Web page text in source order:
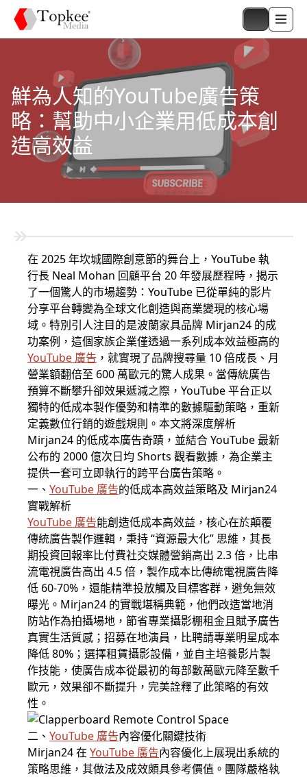
鮮為人知的YouTube廣告策
略：幫助中小企業用低成本創
造高效益
在 2025 年坎城國際創意節的舞台上，YouTube 執
行長 Neal Mohan 回顧平台 20 年發展歷程時，揭示
了一個驚人的市場趨勢：YouTube 已從單純的影片
分享平台轉變為全球文化創造與商業變現的核心場
域。特別引人注目的是波蘭家具品牌 Mirjan24 的成
功案例，這個家族企業僅透過一系列成本效益極高的
YouTube 廣告 ，就實現了品牌搜尋量 10 倍成長、月
營業額翻倍至 600 萬歐元的驚人成果。當傳統廣告
預算不斷攀升卻效果遞減之際，YouTube 平台正以
獨特的低成本製作優勢和精準的數據驅動策略，重新
定義數位行銷的遊戲規則。本文將深度解析
Mirjan24 的低成本廣告奇蹟，並結合 YouTube 最新
公布的 2000 億次日均 Shorts 觀看數據，為企業主
提供一套可立即執行的跨平台廣告策略。
一、 YouTube 廣告的低成本高效益策略及 Mirjan24
實戰解析
YouTube 廣告能創造低成本高效益，核心在於顛覆
傳統廣告製作邏輯，秉持 “資源最大化” 思維，其長
期投資回報率比付費社交媒體營銷高出 2.3 倍，比串
流電視廣告高出 4.5 倍，製作成本比傳統電視廣告降
低 60-70%，還能精準投放觸及目標客群，避免無效
曝光。Mirjan24 的實戰堪稱典範，他們改造當地消
防站作為拍攝場地，節省專業攝影棚租金且賦予廣告
真實生活質感；招募在地演員，比聘請專業明星成本
降低 80%；選擇租賃攝影設備，並自主培養影片製
作技能，使廣告成本從最初的每部數萬歐元降至數千
歐元，效果卻不斷提升，完美詮釋了此策略的有效
性。
二、 YouTube 廣告內容優化關鍵技術
Mirjan24 在 YouTube 廣告內容優化上展現出系統的
策略思維，其做法及成效頗具參考價值。團隊嚴格執